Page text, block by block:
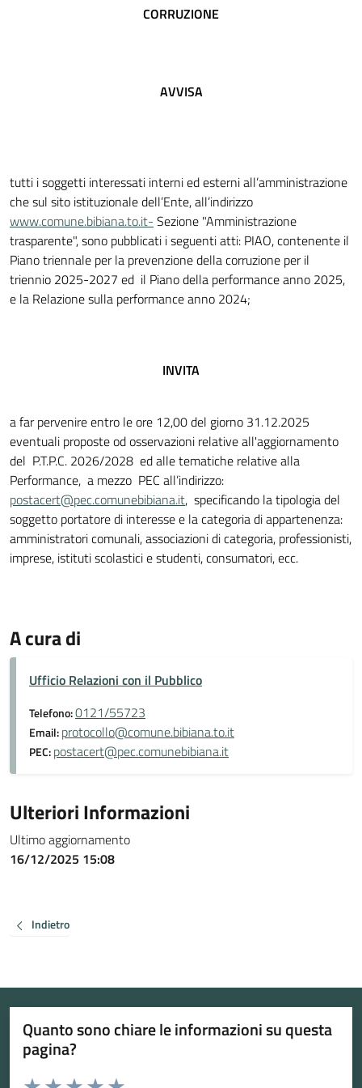
CORRUZIONE
AVVISA
tutti i soggetti interessati interni ed esterni all’amministrazione
che sul sito istituzionale dell’Ente, all’indirizzo
www.comune.bibiana.to.it- Sezione "Amministrazione
trasparente", sono pubblicati i seguenti atti: PIAO, contenente il
Piano triennale per la prevenzione della corruzione per il
triennio 2025-2027 ed il Piano della performance anno 2025,
e la Relazione sulla performance anno 2024;
INVITA
a far pervenire entro le ore 12,00 del giorno 31.12.2025
eventuali proposte od osservazioni relative all'aggiornamento
del P.T.P.C. 2026/2028 ed alle tematiche relative alla
Performance, a mezzo PEC all’indirizzo:
postacert@pec.comunebibiana.it, specificando la tipologia del
soggetto portatore di interesse e la categoria di appartenenza:
amministratori comunali, associazioni di categoria, professionisti,
imprese, istituti scolastici e studenti, consumatori, ecc.
A cura di
Ufficio Relazioni con il Pubblico
Telefono:0121/55723
Email:protocollo@comune.bibiana.to.it
PEC:postacert@pec.comunebibiana.it
Ulteriori Informazioni
Ultimo aggiornamento
16/12/2025 15:08
Indietro
Quanto sono chiare le informazioni su questa
pagina?
Valuta da 1 a 5 stelle la pagina